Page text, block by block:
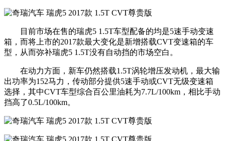
目前市场在售的瑞虎5 1.5T车型配备的均是5速手动变速
箱，而将上市的2017款最大变化是新增搭载CVT变速箱的车
型，从而弥补瑞虎5 1.5T没有自动挡的市场空白。
在动力方面，新车仍然搭载1.5T涡轮增压发动机，最大输
出功率为152马力，传动部分提供5速手动或CVT无级变速箱
选择，其中CVT车型综合百公里油耗为7.7L/100km，相比手动
挡高了0.5L/100km。